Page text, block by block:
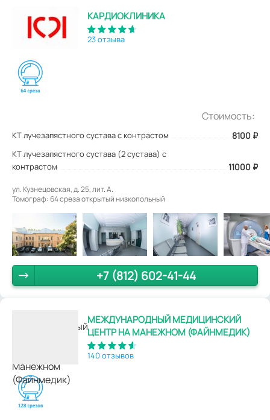
КАРДИОКЛИНИКА
23 отзыва
Стоимость:
КТ лучезапястного сустава с контрастом 8100 ₽
КТ лучезапястного сустава (2 сустава) с
контрастом
11000 ₽
ул. Кузнецовская, д. 25, лит. А.
Томограф: 64 среза открытый низкопольный
+7 (812) 602-41-44
МЕЖДУНАРОДНЫЙ МЕДИЦИНСКИЙ
ЦЕНТР НА МАНЕЖНОМ (ФАЙНМЕДИК)
140 отзывов